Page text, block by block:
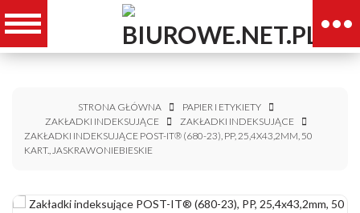
STRONA GŁÓWNA
PAPIER I ETYKIETY
ZAKŁADKI INDEKSUJĄCE
ZAKŁADKI INDEKSUJĄCE
ZAKŁADKI INDEKSUJĄCE POST-IT® (680-23), PP, 25,4X43,2MM, 50
KART., JASKRAWONIEBIESKIE